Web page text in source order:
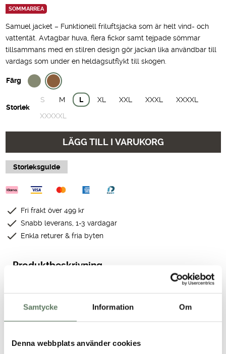
Samtycke Information Om
Denna webbplats använder cookies
ursprungliga
priset
var:
1,499.00 kr.
nuvarande
priset
är:
999.00 kr.
SOMMARREA
Samuel jacket – Funktionell friluftsjacka som är helt vind- och
vattentät. Avtagbar huva, flera fickor samt tejpade sömmar
tillsammans med en stilren design gör jackan lika användbar till
vardags som under en heldagsutflykt till skogen.
Storlek
S M L XL XXL XXXL
XXXXL
XXXXXL
Färg
LÄGG TILL I VARUKORG
Storleksguide
Fri frakt över 499 kr
Snabb leverans, 1-3 vardagar
Enkla returer & fria byten
Produktbeskrivning